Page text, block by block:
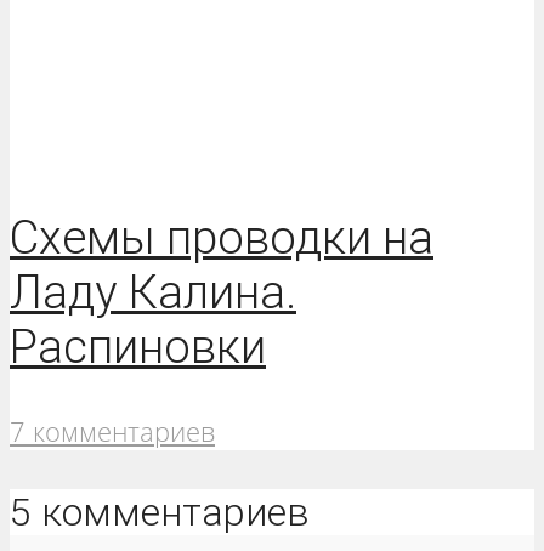
Схемы проводки на
Ладу Калина.
Распиновки
7 комментариев
5 комментариев